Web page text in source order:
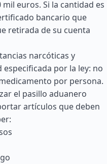
euros. Si la cantidad es
bancario que
retirada de su cuenta
narcóticas y
por la ley: no
por persona.
el pasillo aduanero
artículos que deben